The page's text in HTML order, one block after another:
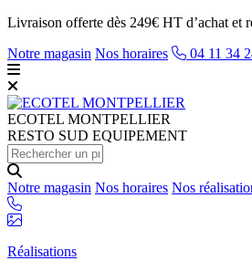
Livraison offerte dès 249€ HT d’achat et
Notre magasin Nos horaires 04 11 34
ECOTEL MONTPELLIER
RESTO SUD EQUIPEMENT
Notre magasin Nos horaires Nos
Réalisations